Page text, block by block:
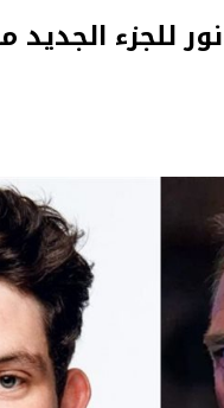
للجزء الجديد